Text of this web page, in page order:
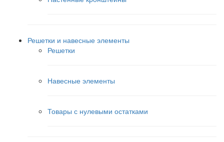
Решетки и навесные элементы
Решетки
Навесные элементы
Товары с нулевыми остатками